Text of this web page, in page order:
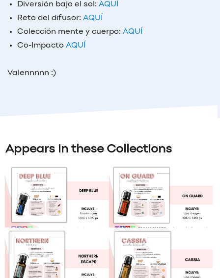
Diversión bajo el sol: AQUÍ
Reto del difusor: AQUÍ
Colección mente y cuerpo: AQUÍ
Co-Impacto AQUÍ
Valennnnn :)
Appears in these Collections